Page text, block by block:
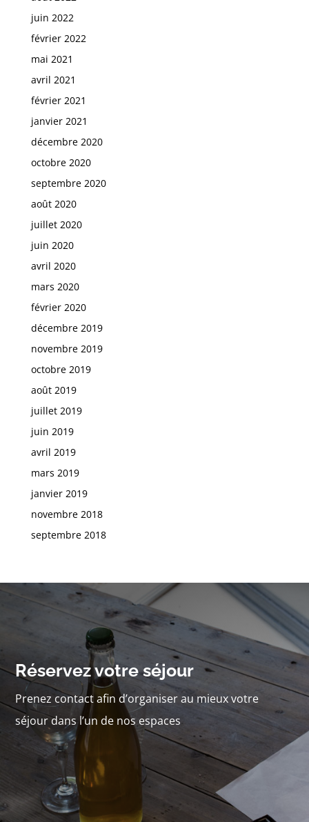
juin 2022
février 2022
mai 2021
avril 2021
février 2021
janvier 2021
décembre 2020
octobre 2020
septembre 2020
août 2020
juillet 2020
juin 2020
avril 2020
mars 2020
février 2020
décembre 2019
novembre 2019
octobre 2019
août 2019
juillet 2019
juin 2019
avril 2019
mars 2019
janvier 2019
novembre 2018
septembre 2018
Réservez votre séjour
Prenez contact afin d’organiser au mieux votre
séjour dans l’un de nos espaces